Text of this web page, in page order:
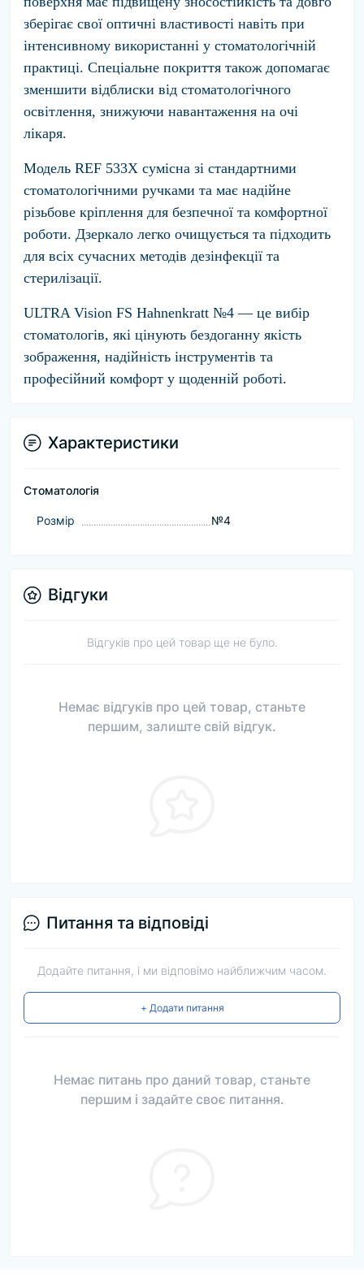
зберігає свої оптичні властивості навіть при
інтенсивному використанні у стоматологічній
практиці. Спеціальне покриття також допомагає
зменшити відблиски від стоматологічного
освітлення, знижуючи навантаження на очі
лікаря.
Модель REF 533X сумісна зі стандартними
стоматологічними ручками та має надійне
різьбове кріплення для безпечної та комфортної
роботи. Дзеркало легко очищується та підходить
для всіх сучасних методів дезінфекції та
стерилізації.
ULTRA Vision FS Hahnenkratt №4 — це вибір
стоматологів, які цінують бездоганну якість
зображення, надійність інструментів та
професійний комфорт у щоденній роботі.
Характеристики
Стоматологія
Розмір №4
Відгуки
Відгуків про цей товар ще не було.
Немає відгуків про цей товар, станьте
першим, залиште свій відгук.
Питання та відповіді
Додайте питання, і ми відповімо найближчим часом.
+ Додати питання
Немає питань про даний товар, станьте
першим і задайте своє питання.